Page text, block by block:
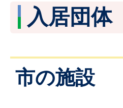
入居団体
市の施設